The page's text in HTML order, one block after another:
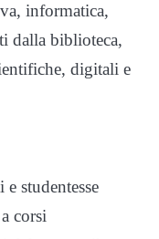
informatica,
dalla biblioteca,
digitali e
studentesse
corsi